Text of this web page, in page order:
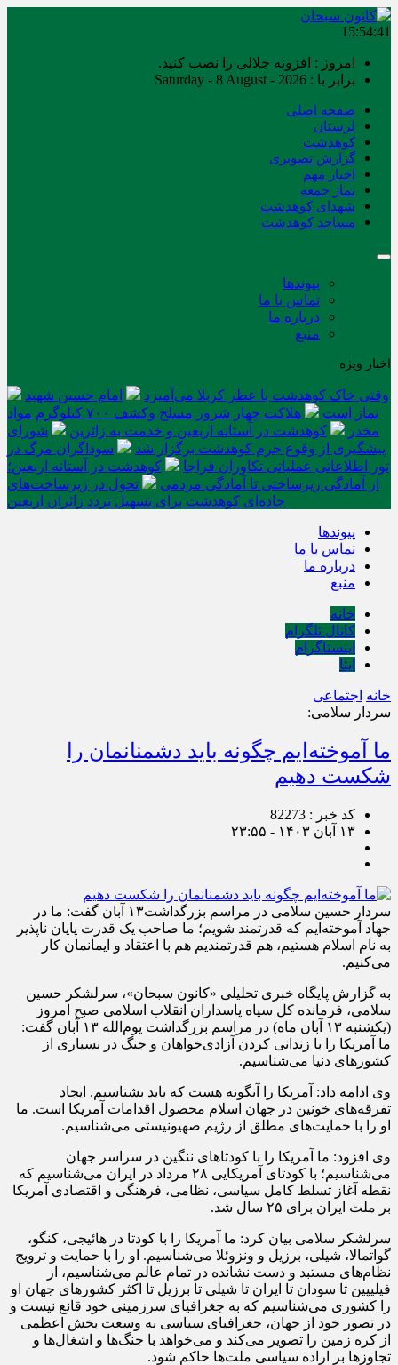
15:54:41
امروز : افزونه جلالی را نصب کنید.
برابر با : Saturday - 8 August - 2026
صفحه اصلی
لرستان
کوهدشت
گزارش تصویری
اخبار مهم
نماز جمعه
شهدای کوهدشت
مساجد کوهدشت
پیوندها
تماس با ما
درباره ما
منبع
اخبار ویژه
وقتی خاک کوهدشت با عطر کربلا می‌آمیزد
امام حسین شهید
نماز است
هلاکت چهار شرور مسلح وکشف ۷۰۰ کیلوگرم مواد
مخدر
کوهدشت در آستانه اربعین و خدمت‌ به زائرین
شورای
پیشگیری از وقوع جرم کوهدشت برگزار شد
سوداگران مرگ در
تور اطلاعاتی عملیاتی تکاوران فراجا
کوهدشت در آستانه اربعین؛
از آمادگی زیرساختی تا آمادگی مردمی
تحول در زیرساخت‌های
جاده‌ای کوهدشت برای تسهیل تردد زائران اربعین
پیوندها
تماس با ما
درباره ما
منبع
خانه
کانال تلگرام
اینستاگرام
ایتا
خانه اجتماعی
سردار سلامی:
ما آموخته‌ایم چگونه باید دشمنانمان را
شکست دهیم
کد خبر : 82273
۱۳ آبان ۱۴۰۳ - ۲۳:۵۵
سردار حسین سلامی در مراسم بزرگداشت۱۳ آبان گفت: ما در
جهاد آموخته‌ایم که قدرتمند شویم؛ ما صاحب یک قدرت پایان ناپذیر
به نام اسلام هستیم، هم قدرتمندیم هم با اعتقاد و ایمانمان کار
می‌کنیم.
به گزارش پایگاه خبری تحلیلی «کانون سبحان»، سرلشکر حسین
سلامی، فرمانده کل سپاه پاسداران انقلاب اسلامی صبح امروز
(یکشنبه ۱۳ آبان ماه) در مراسم بزرگداشت یوم‌الله ۱۳ آبان گفت:
ما آمریکا را با زندانی کردن آزادی‌خواهان و جنگ در بسیاری از
کشورهای دنیا می‌شناسیم.
وی ادامه داد: آمریکا را آنگونه هست که باید بشناسیم. ایجاد
تفرقه‌های خونین در جهان اسلام محصول اقدامات آمریکا است. ما
او را با حمایت‌های مطلق از رژیم صهیونیستی می‌شناسیم.
وی افزود: ما آمریکا را با کودتاهای ننگین در سراسر جهان
می‌شناسیم؛ با کودتای آمریکایی ۲۸ مرداد در ایران می‌شناسیم که
نقطه آغاز تسلط کامل سیاسی، نظامی، فرهنگی و اقتصادی آمریکا
بر ملت ایران برای ۲۵ سال شد.
سرلشکر سلامی بیان کرد: ما آمریکا را با کودتا در هائیجی، کنگو،
گواتمالا، شیلی، برزیل و ونزوئلا می‌شناسیم. او را با حمایت و ترویج
نظام‌های مستبد و دست نشانده در تمام عالم می‌شناسیم، از
فیلیپین تا سودان تا ایران تا شیلی تا برزیل تا اکثر کشورهای جهان او
را کشوری می‌شناسیم که به جغرافیای سرزمینی خود قانع نیست و
در تصور خود از جهان، جغرافیای سیاسی به وسعت بخش اعظمی
از کره زمین را تصویر می‌کند و می‌خواهد با جنگ‌ها و اشغال‌ها و
تجاوزها بر اراده سیاسی ملت‌ها حاکم شود.